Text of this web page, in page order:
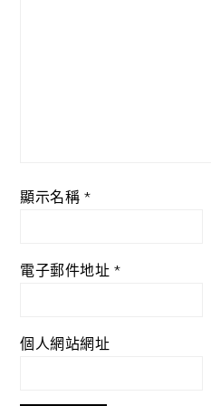
顯示名稱 *
電子郵件地址 *
個人網站網址